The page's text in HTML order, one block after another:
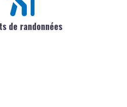
de randonnées